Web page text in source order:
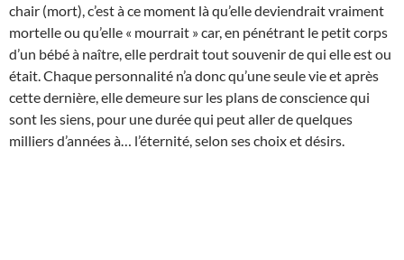
chair (mort), c’est à ce moment là qu’elle deviendrait vraiment
mortelle ou qu’elle « mourrait » car, en pénétrant le petit corps
d’un bébé à naître, elle perdrait tout souvenir de qui elle est ou
était. Chaque personnalité n’a donc qu’une seule vie et après
cette dernière, elle demeure sur les plans de conscience qui
sont les siens, pour une durée qui peut aller de quelques
milliers d’années à… l’éternité, selon ses choix et désirs.